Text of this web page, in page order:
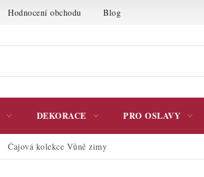
Hodnocení obchodu Blog
DEKORACE PRO OSLAVY
Čajová kolekce Vůně zimy